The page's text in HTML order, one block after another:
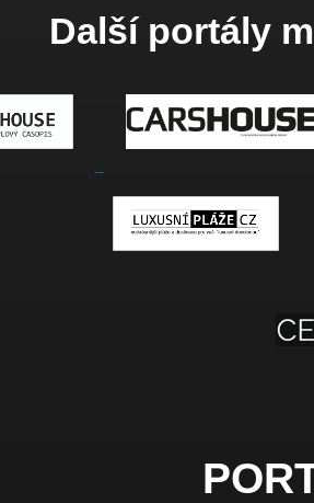
Další portály